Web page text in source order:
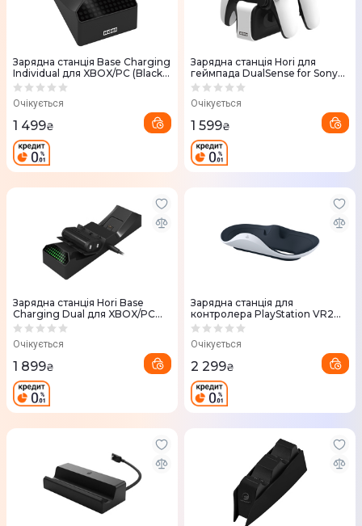
Зарядна станція Base Charging
Individual для XBOX/PC (Black)
810050910279
Очікується
1 499₴
Зарядна станція Hori для
геймпада DualSense for Sony
PS5 (White) 810050910408
Очікується
1 599₴
Зарядна станція Hori Base
Charging Dual для XBOX/PC
(Black) 810050910262
Очікується
1 899₴
Зарядна станція для
контролера PlayStation VR2
Sense
Очікується
2 299₴